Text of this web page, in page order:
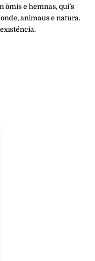
òmis e hemnas, qui’s
animaus e natura.